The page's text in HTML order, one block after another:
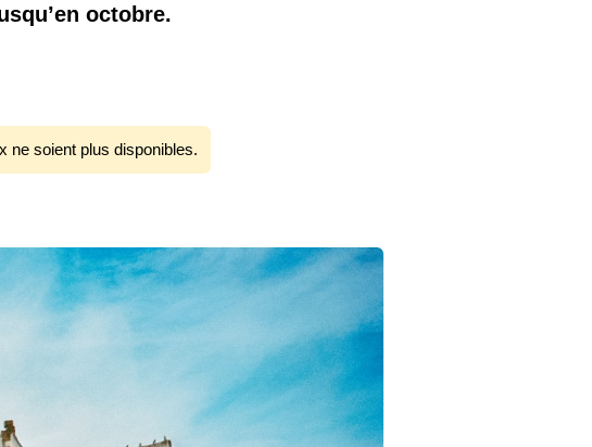
octobre.
ne soient plus disponibles.